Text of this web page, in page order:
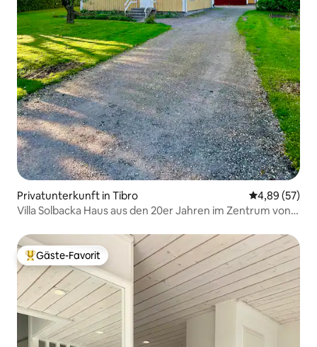
Privatunterkunft in Tibro
4,89 (57)
Villa Solbacka Haus aus den 20er Jahren im Zentrum von
Beliebter Gäste-Favorit.
Gäste-Favorit